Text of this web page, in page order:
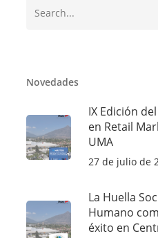
Novedades
IX Edición
en Retail
UMA
27 de julio de
La Huella
Humano
éxito en